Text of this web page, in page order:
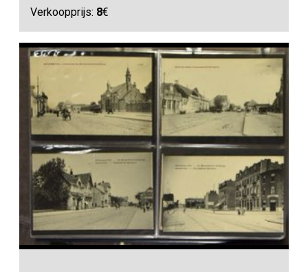
Verkoopprijs: 8€